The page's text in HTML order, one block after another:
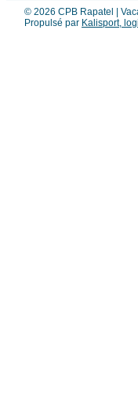
© 2026 CPB Rapatel |
Propulsé par Kalisport,